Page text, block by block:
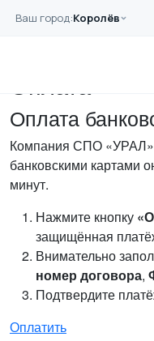
Ваш город:Королёв
Главная
Оплата
Компания СПО «УРАЛ»
банковскими картами
минут.
Нажмите кнопку
защищённая
Внимательно
номер договора,
Подтвердите
Оплатить